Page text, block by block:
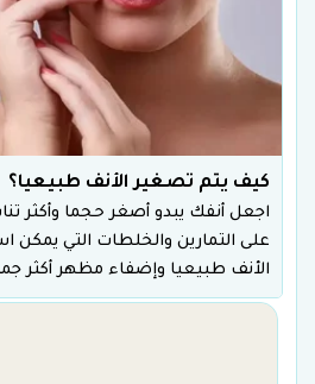
كيف يتم تصغير الأنف طبيعيا؟
اجعل أنفك يبدو أصغر حجما وأكثر
على التمارين والخلطات التي يمكن
الأنف طبيعيا وإضفاء مظهر أكثر